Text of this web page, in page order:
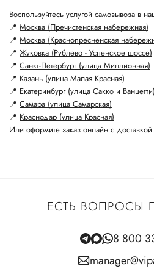
Воспользуйтесь услугой самовывоза в
📍 Москва (Пречистенская набережная)
📍 Москва (Краснопресненская
📍 Жуковка (Рублево - Успенское шоссе)
📍 Санкт-Петербург (улица Миллионная)
📍 Казань (улица Малая Красная)
📍 Екатеринбург (улица Сакко и Ванцетти)
📍 Самара (улица Самарская)
📍 Краснодар (улица Красная)
Или оформите заказ онлайн с
ЕСТЬ ВОПРОСЫ
8 800